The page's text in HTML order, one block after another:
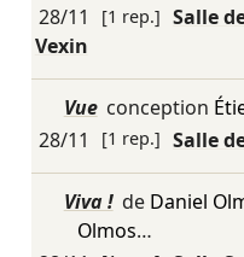
28/11
[1 rep.] Salle
Vexin
Vue conception
28/11
[1 rep.] Salle
Viva ! de Daniel
Olmos…